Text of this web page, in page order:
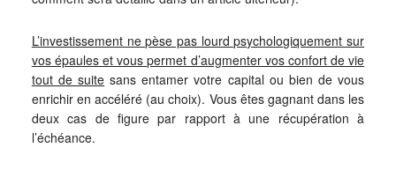
L’investissement ne pèse pas lourd psychologiquement sur
vos épaules et vous permet d’augmenter vos confort de vie
tout de suite sans entamer votre capital ou bien de vous
enrichir en accéléré (au choix). Vous êtes gagnant dans les
deux cas de figure par rapport à une récupération à
l’échéance.